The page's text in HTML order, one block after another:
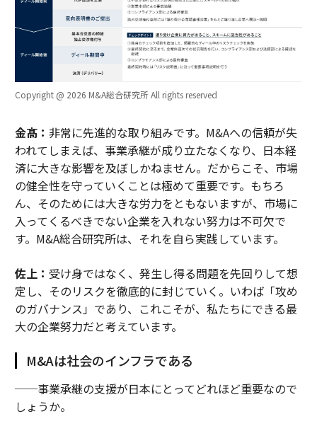
Copyright @ 2026 M&A総合研究所 All rights reserved
金髙： 非常に先進的な取り組みです。M&Aへの信頼が失
われてしまえば、事業承継が成り立たなくなり、日本経
済に大きな影響を及ぼしかねません。だからこそ、市場
の健全性を守っていくことは極めて重要です。もちろ
ん、そのためには大きな労力をともないますが、市場に
入ってくるべきでない企業を入れない努力は不可欠で
す。M&A総合研究所は、それを自ら実践しています。
佐上： 受け身ではなく、発生し得る問題を先回りして想
定し、そのリスクを徹底的に封じていく。いわば「攻め
のガバナンス」であり、これこそが、私たちにできる最
大の企業努力だと考えています。
M&Aは社会のインフラである
──事業承継の支援が日本にとってどれほど重要なので
しょうか。